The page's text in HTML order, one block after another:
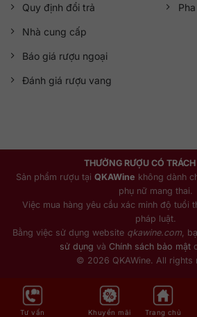
Quy định đổi trả
Nhà cung cấp
Báo giá rượu ngoại
Đánh giá rượu vang
THƯỞNG RƯỢU CÓ
Sản phẩm rượu tại QKAWine không dành
phụ nữ mang thai.
Việc mua hàng yêu cầu xác minh độ tuổi
pháp luật.
Bằng việc sử dụng website qkawine.com ,
sử dụng và Chính sách bảo mật
© 2026 QKAWine. All rights
Tư vấn Khuyến mãi Trang chủ